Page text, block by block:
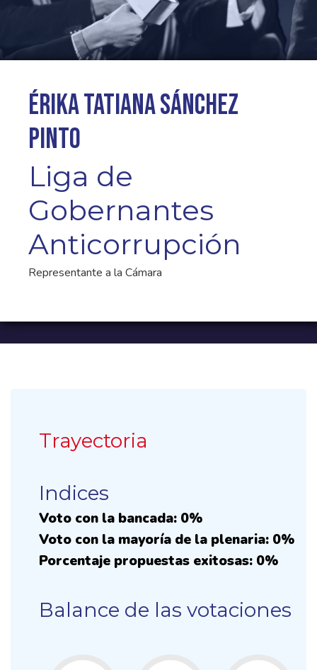
Érika Tatiana Sánchez
Pinto
Liga de
Gobernantes
Anticorrupción
Representante a la Cámara
Trayectoria
Indices
Voto con la bancada: 0%
Voto con la mayoría de la plenaria: 0%
Porcentaje propuestas exitosas: 0%
Balance de las votaciones